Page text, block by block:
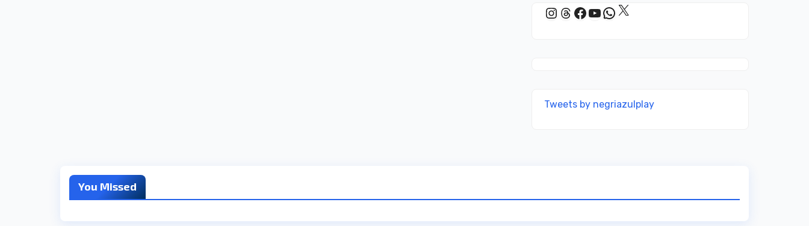
Instagram
Threads
Facebook
YouTube
WhatsApp
X
Tweets by negriazulplay
You Missed